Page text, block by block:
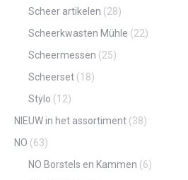
Scheer artikelen (28)
Scheerkwasten Mühle (22)
Scheermessen (25)
Scheerset (18)
Stylo (12)
NIEUW in het assortiment (38)
NO (63)
NO Borstels en Kammen (6)